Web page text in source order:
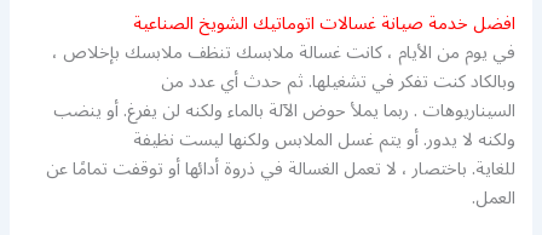
افضل خدمة صيانة غسالات اتوماتيك الشويخ الصناعية
في يوم من الأيام ، كانت غسالة ملابسك تنظف ملابسك بإخلاص ،
وبالكاد كنت تفكر في تشغيلها. ثم حدث أي عدد من
السيناريوهات . ربما يملأ حوض الآلة بالماء ولكنه لن يفرغ. أو ينضب
ولكنه لا يدور. أو يتم غسل الملابس ولكنها ليست نظيفة
للغاية. باختصار ، لا تعمل الغسالة في ذروة أدائها أو توقفت تمامًا عن
العمل.